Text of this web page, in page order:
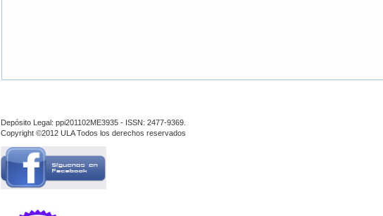
Depósito Legal: ppi201102ME3935 - ISSN: 2477-9369.
Copyright ©2012 ULA Todos los derechos reservados